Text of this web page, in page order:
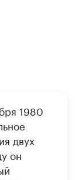
1980
двух
он